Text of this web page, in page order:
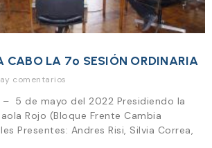
CABO LA 7º SESIÓN ORDINARIA
comentarios
– 5 de mayo del 2022 Presidiendo la
Rojo (Bloque Frente Cambia
Presentes: Andres Risi, Silvia Correa,